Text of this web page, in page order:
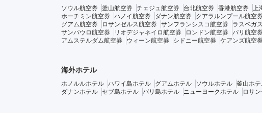
ソウル航空券 釜山航空券 チェジュ航空券 台北航空券 香港航空券 上
ホーチミン航空券 ハノイ航空券 ダナン航空券 クアラルンプール航空
グアム航空券
ロサンゼルス航空券 サンフランシスコ航空券 ラスベガ
サンパウロ航空券
リオデジャネイロ航空券 ロンドン航空券 パリ航空
アムステルダム航空券
ウィーン航空券 シドニー航空券 ケアンズ航空
海外ホテル
ホノルルホテル ハワイ島ホテル グアムホテル ソウルホテル 釜山ホ
ダナンホテル セブ島ホテル バリ島ホテル ニューヨークホテル ロサ